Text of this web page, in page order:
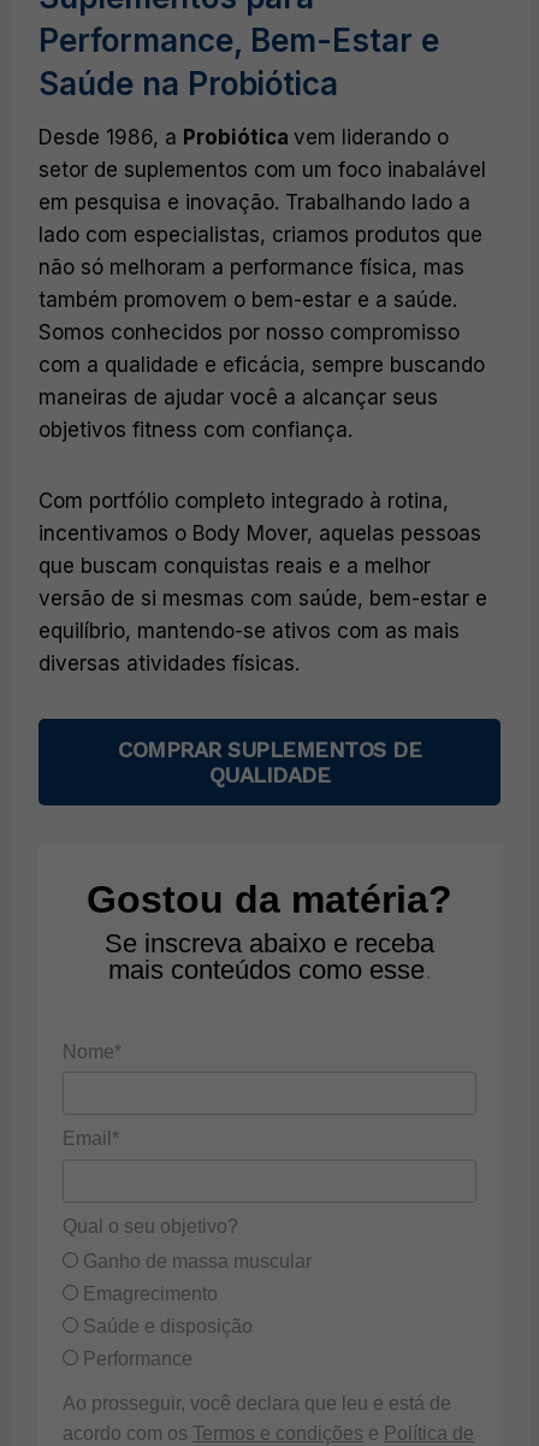
Performance, Bem-Estar e
Saúde na Probiótica
Desde 1986, a Probiótica vem liderando o
setor de suplementos com um foco inabalável
em pesquisa e inovação. Trabalhando lado a
lado com especialistas, criamos produtos que
não só melhoram a performance física, mas
também promovem o bem-estar e a saúde.
Somos conhecidos por nosso compromisso
com a qualidade e eficácia, sempre buscando
maneiras de ajudar você a alcançar seus
objetivos fitness com confiança.
Com portfólio completo integrado à rotina,
incentivamos o Body Mover, aquelas pessoas
que buscam conquistas reais e a melhor
versão de si mesmas com saúde, bem-estar e
equilíbrio, mantendo-se ativos com as mais
diversas atividades físicas.
COMPRAR SUPLEMENTOS DE
QUALIDADE
Gostou da matéria?
Se inscreva abaixo e receba
mais conteúdos como esse.
Nome*
Email*
Qual o seu objetivo?
Ganho de massa muscular
Emagrecimento
Saúde e disposição
Performance
Ao prosseguir, você declara que leu e está de
acordo com os Termos e condições e Política de